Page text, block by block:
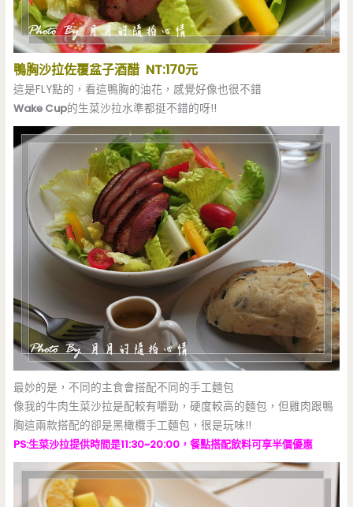
鴨胸沙拉佐覆盆子酒醋 NT:170元
這是FLY點的，看這鴨胸的油花，感覺好像也很不錯
Wake Cup的生菜沙拉水準都挺不錯的呀!!
最妙的是，不同的主食會搭配不同的手工麵包
像我的牛肉生菜沙拉是配較有嚼勁，硬度較高的麵包，但雞肉跟鴨
胸這兩款搭配的卻是黑橄欖手工麵包，很是玩味!!
PS:生菜沙拉提供時間是11:30~20:00，餐點搭配飲料可享半價優惠